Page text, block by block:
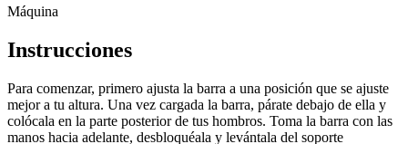
Máquina
Instrucciones
Para comenzar, primero ajusta la barra a una posición que se ajuste
mejor a tu altura. Una vez cargada la barra, párate debajo de ella y
colócala en la parte posterior de tus hombros. Toma la barra con las
manos hacia adelante, desbloquéala y levántala del soporte